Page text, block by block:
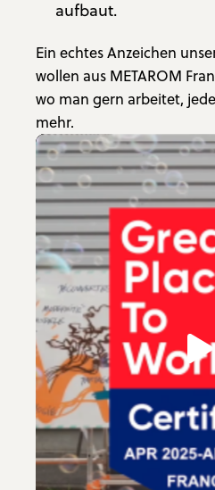
aufbaut.
Ein echtes Anzeichen
wollen aus METAROM
wo man gern arbeitet,
mehr.